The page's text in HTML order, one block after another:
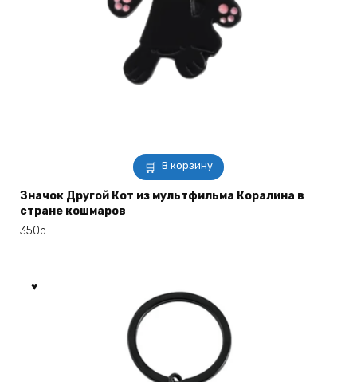
В корзину
Значок Другой Кот из мультфильма Коралина в
стране кошмаров
350р.